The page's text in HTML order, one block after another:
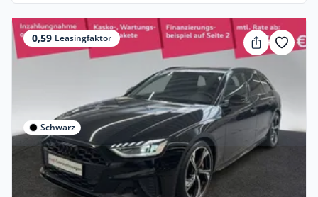
0,59 Leasingfaktor
Schwarz
Gewerbe & Privat
Audi S4 Avant 3.0 TDI quattro Matrix